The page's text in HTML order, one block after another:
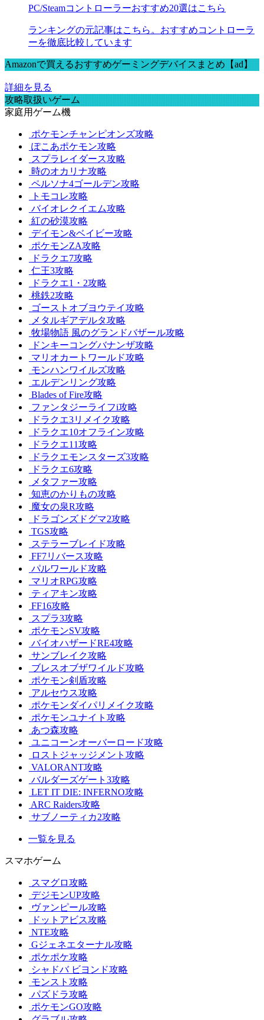
PC/Steamコントローラーおすすめ20選はこちら
ランキングの元記事はこちら。おすすめコントローラ
ーを徹底比較しています
Amazonで買えるおすすめゲーミングデバイスまとめ【ad】
詳細を見る
攻略取扱いゲーム
家庭用ゲーム機
ポケモンチャンピオンズ攻略
ぽこあポケモン攻略
スプラレイダース攻略
時のオカリナ攻略
ペルソナ4ゴールデン攻略
トモコレ攻略
バイオレクイエム攻略
紅の砂漠攻略
デイモン&ベイビー攻略
ポケモンZA攻略
ドラクエ7攻略
仁王3攻略
ドラクエ1・2攻略
桃鉄2攻略
ゴーストオブヨウテイ攻略
メタルギアデルタ攻略
牧場物語 風のグランドバザール攻略
ドンキーコングバナンザ攻略
マリオカートワールド攻略
モンハンワイルズ攻略
エルデンリング攻略
Blades of Fire攻略
ファンタジーライフi攻略
ドラクエ3リメイク攻略
ドラクエ10オフライン攻略
ドラクエ11攻略
ドラクエモンスターズ3攻略
ドラクエ6攻略
メタファー攻略
知恵のかりもの攻略
魔女の泉R攻略
ドラゴンズドグマ2攻略
TGS攻略
ステラーブレイド攻略
FF7リバース攻略
パルワールド攻略
マリオRPG攻略
ティアキン攻略
FF16攻略
スプラ3攻略
ポケモンSV攻略
バイオハザードRE4攻略
サンブレイク攻略
ブレスオブザワイルド攻略
ポケモン剣盾攻略
アルセウス攻略
ポケモンダイパリメイク攻略
ポケモンユナイト攻略
あつ森攻略
ユニコーンオーバーロード攻略
ロストジャッジメント攻略
VALORANT攻略
バルダーズゲート3攻略
LET IT DIE: INFERNO攻略
ARC Raiders攻略
サブノーティカ2攻略
一覧を見る
スマホゲーム
スマグロ攻略
デジモンUP攻略
ヴァンピール攻略
ドットアビス攻略
NTE攻略
Gジェネエターナル攻略
ポケポケ攻略
シャドバ ビヨンド攻略
モンスト攻略
パズドラ攻略
ポケモンGO攻略